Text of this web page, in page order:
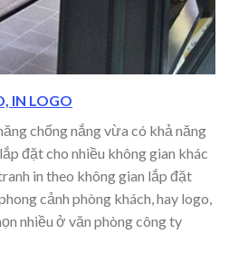
IN LOGO
chống nắng vừa có khả năng
đặt cho nhiều không gian khác
in theo không gian lắp đặt
cảnh phòng khách, hay logo,
nhiều ở văn phòng công ty